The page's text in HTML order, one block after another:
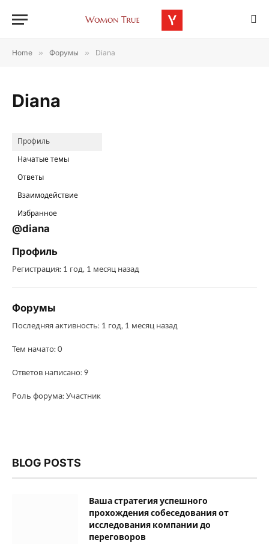
Home » Форумы » Diana
Diana
Профиль
Начатые темы
Ответы
Взаимодействие
Избранное
@diana
Профиль
Регистрация: 1 год, 1 месяц назад
Форумы
Последняя активность: 1 год, 1 месяц назад
Тем начато: 0
Ответов написано: 9
Роль форума: Участник
BLOG POSTS
Ваша стратегия успешного
прохождения собеседования от
исследования компании до
переговоров